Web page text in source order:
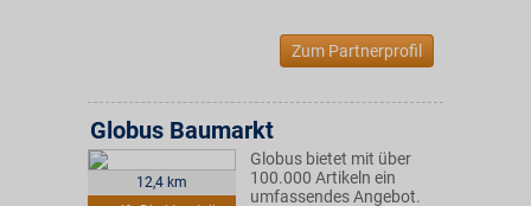
Zum Partnerprofil
12,4 km
Globus Baumarkt
Globus bietet mit über
100.000 Artikeln ein
umfassendes Angebot.